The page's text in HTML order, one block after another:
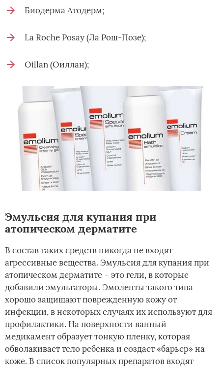
Биодерма Атодерм;
La Roche Posay (Ла Рош-Позе);
Oillan (Оиллан);
Эмульсия для купания при
атопическом дерматите
В состав таких средств никогда не входят
агрессивные вещества. Эмульсия для купания при
атопическом дерматите – это гели, в которые
добавили эмульгаторы. Эмоленты такого типа
хорошо защищают поврежденную кожу от
инфекции, в некоторых случаях их используют для
профилактики. На поверхности ванный
медикамент образует тонкую пленку, которая
обволакивает тело ребенка и создает «барьер» на
коже. В список популярных препаратов входят